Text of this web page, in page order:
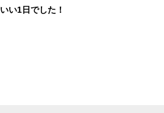
いい1日でした！